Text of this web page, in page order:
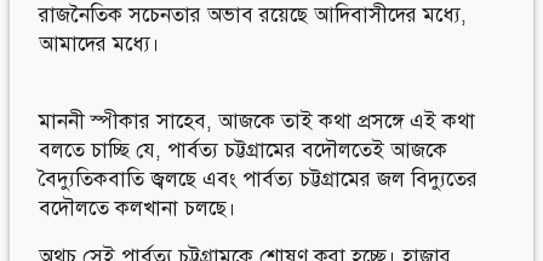
রাজনৈতিক সচেনতার অভাব রয়েছে আদিবাসীদের মধ্যে,
আমাদের মধ্যে।
মাননী স্পীকার সাহেব, আজকে তাই কথা প্রসঙ্গে এই কথা
বলতে চাচ্ছি যে, পার্বত্য চট্টগ্রামের বদৌলতেই আজকে
বৈদ্যুতিকবাতি জ্বলছে এবং পার্বত্য চট্টগ্রামের জল বিদ্যুতের
বদৌলতে কলখানা চলছে।